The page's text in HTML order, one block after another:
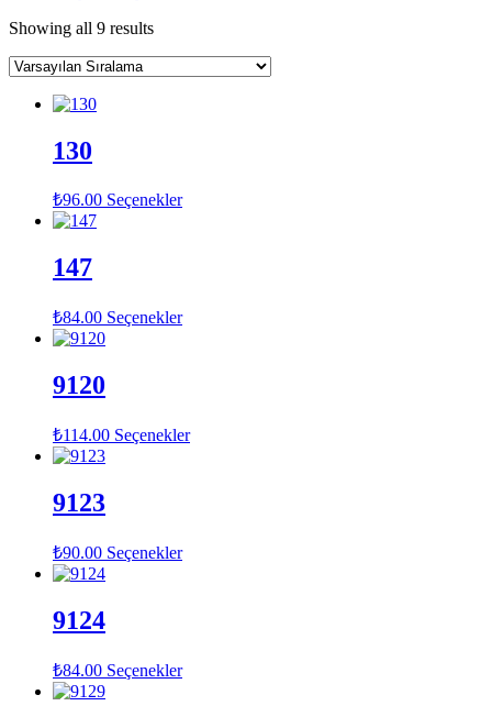
Showing all 9 results
130
₺96.00 Seçenekler
147
₺84.00 Seçenekler
9120
₺114.00 Seçenekler
9123
₺90.00 Seçenekler
9124
₺84.00 Seçenekler